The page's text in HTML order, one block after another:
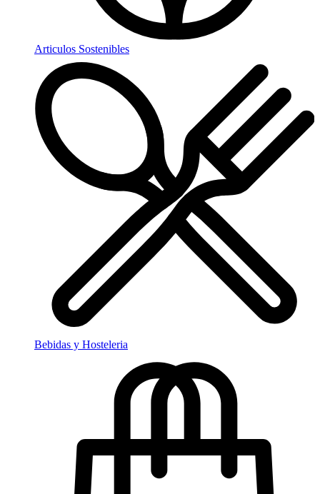
Articulos Sostenibles
Bebidas y Hosteleria